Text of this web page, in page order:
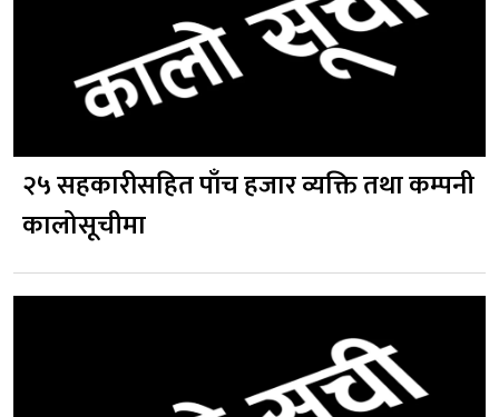
२५ सहकारीसहित पाँच हजार व्यक्ति तथा कम्पनी
कालोसूचीमा